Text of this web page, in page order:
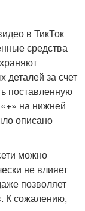
в ТикТок
средства
деталей за счет
поставленную
на нижней
описано
можно
не влияет
позволяет
К сожалению,